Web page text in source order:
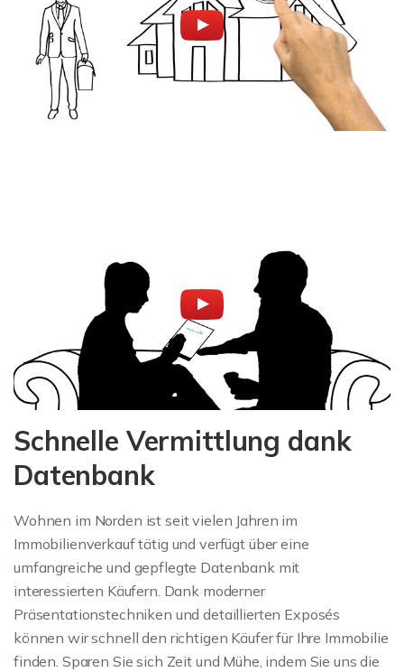
Schnelle Vermittlung dank
Datenbank
Wohnen im Norden ist seit vielen Jahren im
Immobilienverkauf tätig und verfügt über eine
umfangreiche und gepflegte Datenbank mit
interessierten Käufern. Dank moderner
Präsentationstechniken und detaillierten Exposés
können wir schnell den richtigen Käufer für Ihre Immobilie
finden. Sparen Sie sich Zeit und Mühe, indem Sie uns die